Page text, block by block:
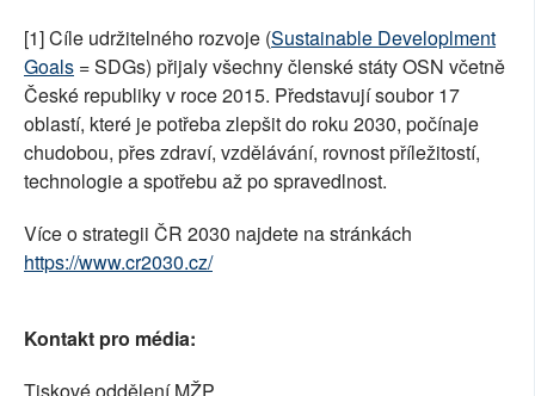
[1] Cíle udržitelného rozvoje (Sustainable Developlment
Goals = SDGs) přijaly všechny členské státy OSN včetně
České republiky v roce 2015. Představují soubor 17
oblastí, které je potřeba zlepšit do roku 2030, počínaje
chudobou, přes zdraví, vzdělávání, rovnost příležitostí,
technologie a spotřebu až po spravedlnost.
Více o strategii ČR 2030 najdete na stránkách
https://www.cr2030.cz/
Kontakt pro média:
Tiskové oddělení MŽP